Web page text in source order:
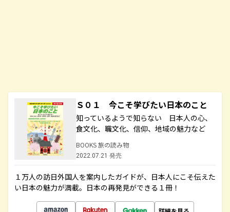
Ｓ０１ 今こそ学びたい日本のこと
知っているようで知らない 日本人の心、
食文化、職文化、信仰、地域の魅力など
BOOKS 旅の読み物
2022.07.21 発売
１万人の訪日外国人を案内したガイドが、日本人にこそ伝えた
い日本の魅力が満載。日本の再発見ができる１冊！